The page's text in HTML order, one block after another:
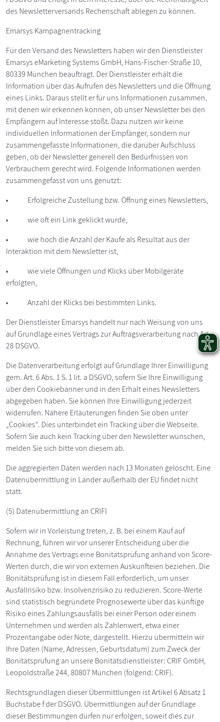
des Newsletterversands Rechenschaft ablegen zu können.
Emarsys Kampagnentracking
Für den Versand des Newsletters haben wir den Dienstleister
Emarsys eMarketing Systems GmbH, Hans-Fischer-Straße 10,
80339 München beauftragt. Der Dienstleister erhält die
Information über das Aufrufen des Newsletters und die Öffnung
eines Links. Daraus stellt er für uns Informationen zusammen,
mit denen wir erkennen können, ob unser Newsletter bei den
Empfängern auf Interesse stößt. Dazu nutzen wir keine
individuellen Informationen der Empfänger, sondern nur
zusammengefasste Informationen, die darüber Aufschluss
geben, ob der Newsletter generell den Bedürfnissen von
Verbrauchern gerecht wird. Folgende Informationen werden
zusammengefasst von uns genutzt:
• Erfolgreiche Zustellung bzw. Öffnung eines Newsletters,
• wie oft ein Link geklickt wurde,
• wie hoch die Anzahl der Käufe als Resultat aus der
Interaktion mit dem Newsletter ist,
• wie viele Öffnungen und Klicks über Mobilgeräte
erfolgten,
• Anzahl der Klicks bei bestimmten Links.
Der Dienstleister Emarsys handelt nur nach Weisung von uns
auf Grundlage eines Vertrags zur Auftragsverarbeitung nach Art.
28 DSGVO.
Die Datenverarbeitung erfolgt auf Grundlage Ihrer Einwilligung
gem. Art. 6 Abs. 1 S. 1 lit. a DSGVO, sofern Sie Ihre Einwilligung
über den Cookiebanner und in den Erhalt eines Newsletters
abgegeben haben. Sie können Ihre Einwilligung jederzeit
widerrufen. Nähere Erläuterungen finden Sie oben unter
„Cookies“. Dies unterbindet ein Tracking über die Webseite.
Sofern Sie auch kein Tracking über den Newsletter wünschen,
melden Sie sich bitte von diesem ab.
Die aggregierten Daten werden nach 13 Monaten gelöscht. Eine
Datenübermittlung in Länder außerhalb der EU findet nicht
statt.
(5) Datenübermittlung an CRIFl
Sofern wir in Vorleistung treten, z. B. bei einem Kauf auf
Rechnung, führen wir vor unserer Entscheidung über die
Annahme des Vertrags eine Bonitätsprüfung anhand von Score-
Werten durch, die wir von externen Auskunfteien beziehen. Die
Bonitätsprüfung ist in diesem Fall erforderlich, um unser
Ausfallrisiko bzw. Insolvenzrisiko zu reduzieren. Score-Werte
sind statistisch begründete Prognosewerte über das künftige
Risiko eines Zahlungsausfalls bei einer Person oder einem
Unternehmen und werden als Zahlenwert, etwa einer
Prozentangabe oder Note, dargestellt. Hierzu übermitteln wir
Ihre Daten (Name, Adressen, Geburtsdatum) zum Zweck der
Bonitätsprüfung an unsere Bonitätsdienstleister: CRIF GmbH,
Leopoldstraße 244, 80807 München (folgend: CRIF).
Rechtsgrundlagen dieser Übermittlungen ist Artikel 6 Absatz 1
Buchstabe f der DSGVO. Übermittlungen auf der Grundlage
dieser Bestimmungen dürfen nur erfolgen, soweit dies zur